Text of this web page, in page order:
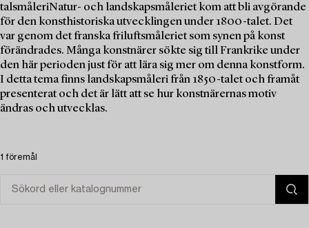
talsmåleriNatur- och landskapsmåleriet kom att bli avgörande
för den konsthistoriska utvecklingen under 1800-talet. Det
var genom det franska friluftsmåleriet som synen på konst
förändrades. Många konstnärer sökte sig till Frankrike under
den här perioden just för att lära sig mer om denna konstform.
I detta tema finns landskapsmåleri från 1850-talet och framåt
presenterat och det är lätt att se hur konstnärernas motiv
ändras och utvecklas.
1 föremål